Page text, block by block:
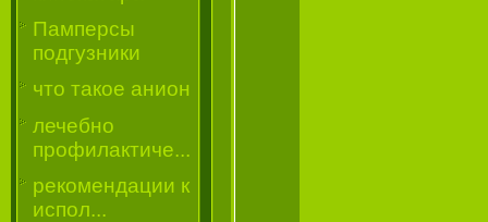
Памперсы
подгузники
что такое анион
лечебно
профилактиче...
рекомендации к
испол...